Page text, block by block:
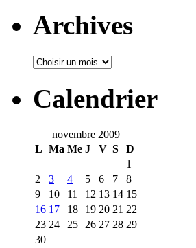
Archives
Calendrier
novembre 2009
L Ma Me J V S D
1
2
3 4 5 6 7
8
9
10 11 12 13 14 15
16 17 18 19 20 21 22
23 24 25 26 27 28 29
30